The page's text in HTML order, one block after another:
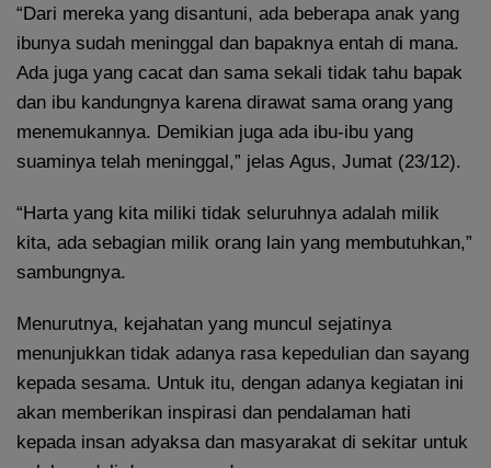
“Dari mereka yang disantuni, ada beberapa anak yang
ibunya sudah meninggal dan bapaknya entah di mana.
Ada juga yang cacat dan sama sekali tidak tahu bapak
dan ibu kandungnya karena dirawat sama orang yang
menemukannya. Demikian juga ada ibu-ibu yang
suaminya telah meninggal,” jelas Agus, Jumat (23/12).
“Harta yang kita miliki tidak seluruhnya adalah milik
kita, ada sebagian milik orang lain yang membutuhkan,”
sambungnya.
Menurutnya, kejahatan yang muncul sejatinya
menunjukkan tidak adanya rasa kepedulian dan sayang
kepada sesama. Untuk itu, dengan adanya kegiatan ini
akan memberikan inspirasi dan pendalaman hati
kepada insan adyaksa dan masyarakat di sekitar untuk